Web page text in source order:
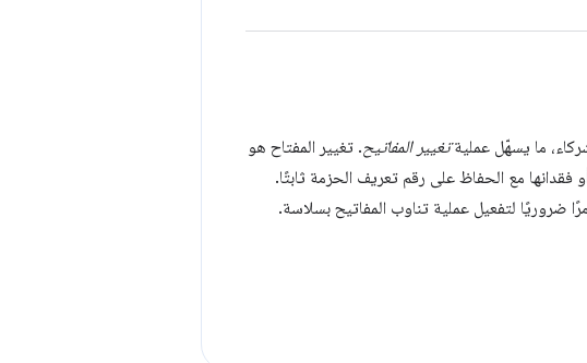
ما يسهّل عمليةتغيير المفاتيح. تغيير المفتاح هو
فقدانها مع الحفاظ على رقم تعريف الحزمة ثابتًا.
ضروريًا لتفعيل عملية تناوب المفاتيح بسلاسة.